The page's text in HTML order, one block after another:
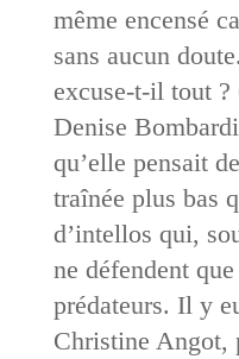
même encensé
sans aucun
excuse-t-il tout ?
Denise
qu’elle pensait
traînée plus bas
d’intellos qui,
ne défendent
prédateurs. Il y
Christine Angot,